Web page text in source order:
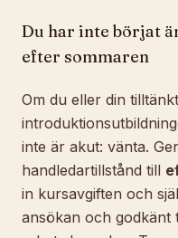
Du har inte börjat
efter sommaren
Om du eller din
inte är akut: vänta.
handledartillstånd till
in kursavgiften och
ansökan och godkänt